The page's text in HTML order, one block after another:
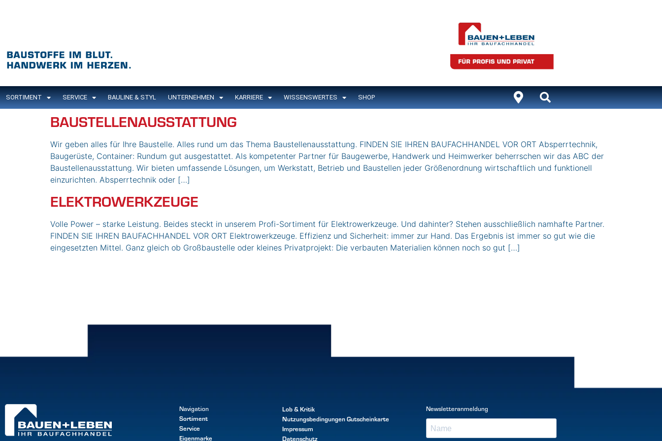
SORTIMENT SERVICE BAULINE & STYL UNTERNEHMEN KARRIERE WISSENSWERTES SHOP
BAUSTELLENAUSSTATTUNG
Wir geben alles für Ihre Baustelle. Alles rund um das Thema Baustellenausstattung. FINDEN SIE IHREN BAUFACHHANDEL VOR ORT Absperrtechnik,
Baugerüste, Container: Rundum gut ausgestattet. Als kompetenter Partner für Baugewerbe, Handwerk und Heimwerker beherrschen wir das ABC der
Baustellenausstattung. Wir bieten umfassende Lösungen, um Werkstatt, Betrieb und Baustellen jeder Größenordnung wirtschaftlich und funktionell
einzurichten. Absperrtechnik oder […]
ELEKTROWERKZEUGE
Volle Power – starke Leistung. Beides steckt in unserem Profi-Sortiment für Elektrowerkzeuge. Und dahinter? Stehen ausschließlich namhafte Partner.
FINDEN SIE IHREN BAUFACHHANDEL VOR ORT Elektrowerkzeuge. Effizienz und Sicherheit: immer zur Hand. Das Ergebnis ist immer so gut wie die
eingesetzten Mittel. Ganz gleich ob Großbaustelle oder kleines Privatprojekt: Die verbauten Materialien können noch so gut […]
Navigation
Sortiment
Service
Eigenmarke
Lob & Kritik
NutzungsbedingungenGutscheinkarte
Impressum
Datenschutz
Newsletteranmeldung